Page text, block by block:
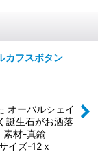
カフスボタン
オーバルシェイ
誕生石がお洒落
素材-真鍮
イズ-12ｘ